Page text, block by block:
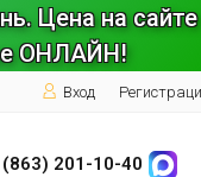
Цена на сайте
ОНЛАЙН!
Вход
(863) 201-10-40